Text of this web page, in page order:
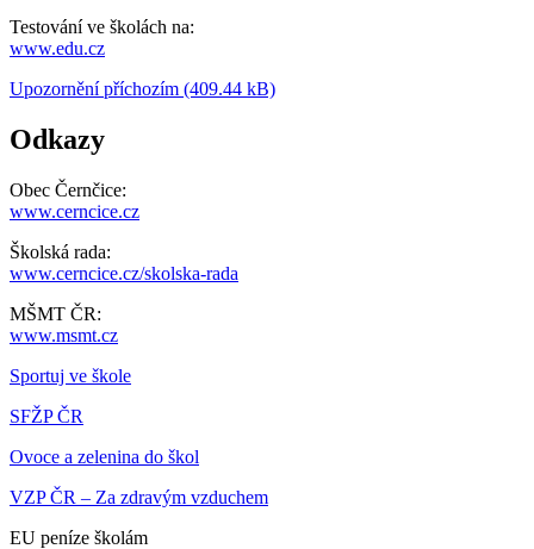
Testování ve školách na:
www.edu.cz
Upozornění příchozím (409.44 kB)
Odkazy
Obec Černčice:
www.cerncice.cz
Školská rada:
www.cerncice.cz/skolska-rada
MŠMT ČR:
www.msmt.cz
Sportuj ve škole
SFŽP ČR
Ovoce a zelenina do škol
VZP ČR – Za zdravým vzduchem
EU peníze školám